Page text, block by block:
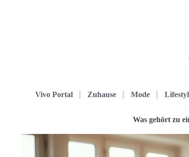
Vivo Portal Zuhause Mode
Was gehört zu